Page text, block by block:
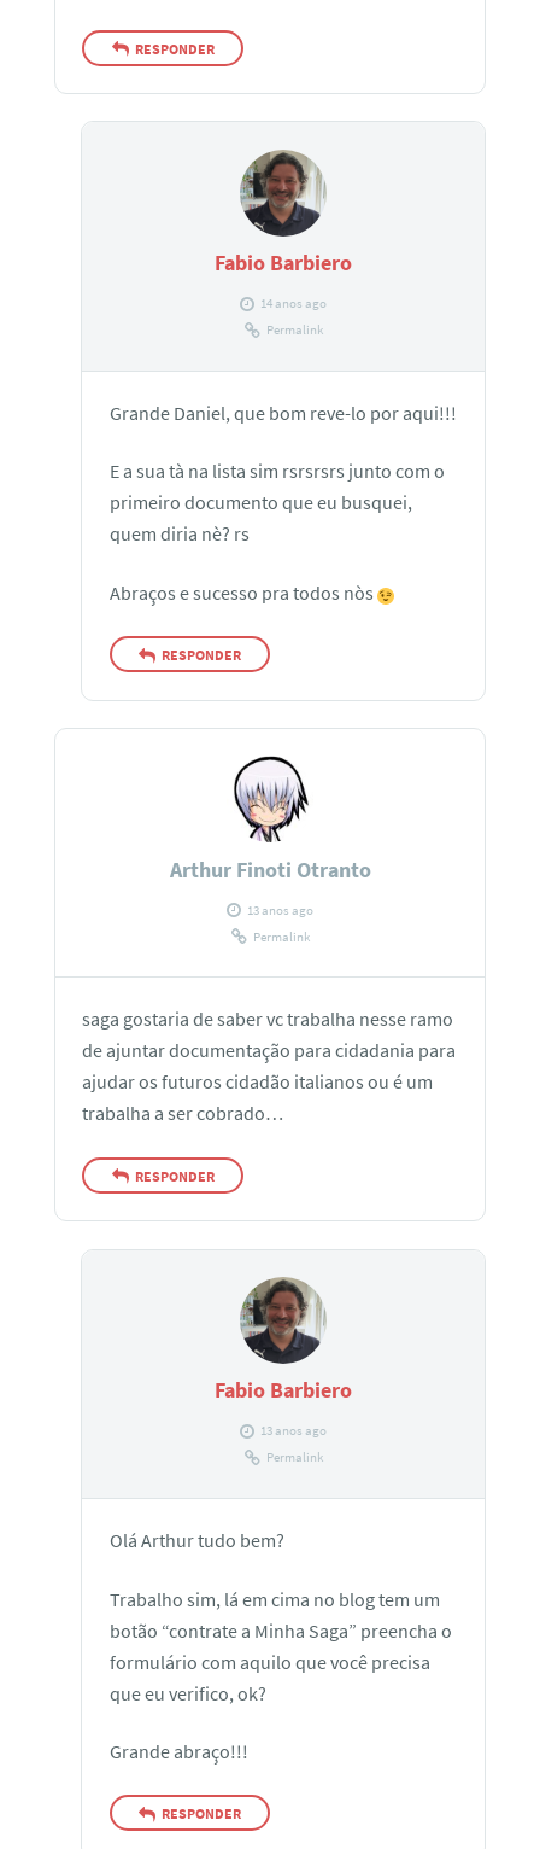
RESPONDER
Fabio Barbiero
14 anos ago
Permalink
Grande Daniel, que bom reve-lo por aqui!!!
E a sua tà na lista sim rsrsrsrs junto com o
primeiro documento que eu busquei,
quem diria nè? rs
Abraços e sucesso pra todos nòs
RESPONDER
Arthur Finoti Otranto
13 anos ago
Permalink
saga gostaria de saber vc trabalha nesse ramo
de ajuntar documentação para cidadania para
ajudar os futuros cidadão italianos ou é um
trabalha a ser cobrado…
RESPONDER
Fabio Barbiero
13 anos ago
Permalink
Olá Arthur tudo bem?
Trabalho sim, lá em cima no blog tem um
botão “contrate a Minha Saga” preencha o
formulário com aquilo que você precisa
que eu verifico, ok?
Grande abraço!!!
RESPONDER